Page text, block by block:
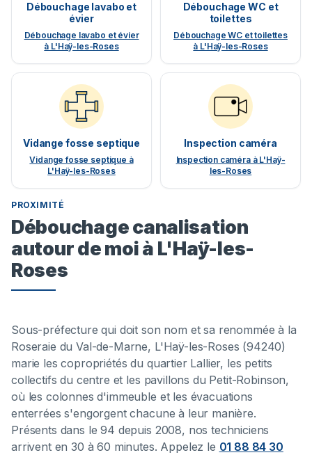
Débouchage lavabo et
évier
Débouchage lavabo et évier
à L'Haÿ-les-Roses
Débouchage WC et
toilettes
Débouchage WC et toilettes
à L'Haÿ-les-Roses
Vidange fosse septique
Vidange fosse septique à
L'Haÿ-les-Roses
Inspection caméra
Inspection caméra à L'Haÿ-
les-Roses
PROXIMITÉ
Débouchage canalisation
autour de moi à L'Haÿ-les-
Roses
Sous-préfecture qui doit son nom et sa renommée à la
Roseraie du Val-de-Marne, L'Haÿ-les-Roses (94240)
marie les copropriétés du quartier Lallier, les petits
collectifs du centre et les pavillons du Petit-Robinson,
où les colonnes d'immeuble et les évacuations
enterrées s'engorgent chacune à leur manière.
Présents dans le 94 depuis 2008, nos techniciens
arrivent en 30 à 60 minutes. Appelez le 01 88 84 30